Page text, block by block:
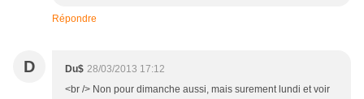
Répondre
D Du$ 28/03/2013 17:12
<br /> Non pour dimanche aussi, mais surement lundi et voir